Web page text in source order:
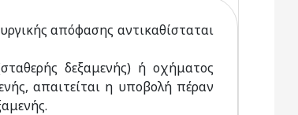
απόφασης αντικαθίσταται
δεξαμενής) ή οχήματος
απαιτείται η υποβολή πέραν